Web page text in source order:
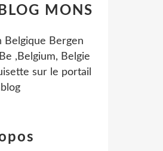
MONS
Belgique Bergen
,Belgium, Belgie
sur le portail